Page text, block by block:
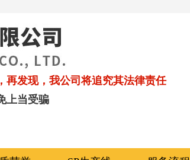
再发现，我公司将追究其法律责任
上当受骗